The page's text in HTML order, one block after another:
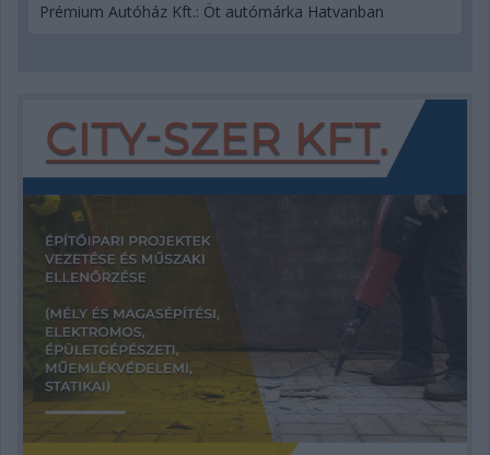
Prémium Autóház Kft.: Öt autómárka Hatvanban